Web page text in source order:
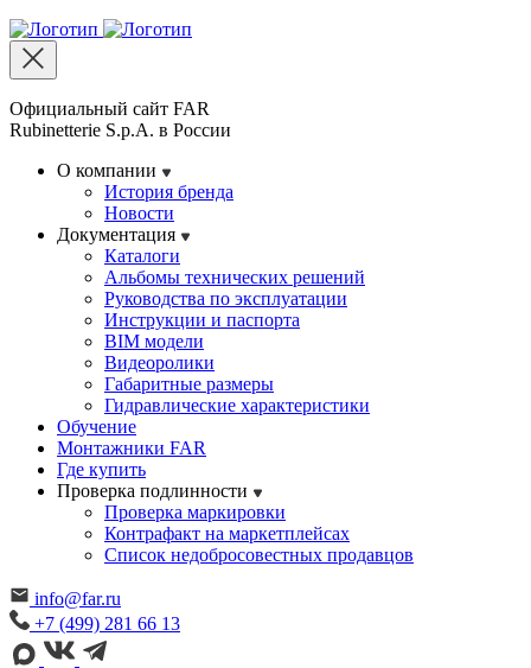
Официальный сайт FAR
Rubinetterie S.p.A. в России
О компании
История бренда
Новости
Документация
Каталоги
Альбомы технических решений
Руководства по эксплуатации
Инструкции и паспорта
BIM модели
Видеоролики
Габаритные размеры
Гидравлические характеристики
Обучение
Монтажники FAR
Где купить
Проверка подлинности
Проверка маркировки
Контрафакт на маркетплейсах
Cписок недобросовестных продавцов
info@far.ru
+7 (499) 281 66 13